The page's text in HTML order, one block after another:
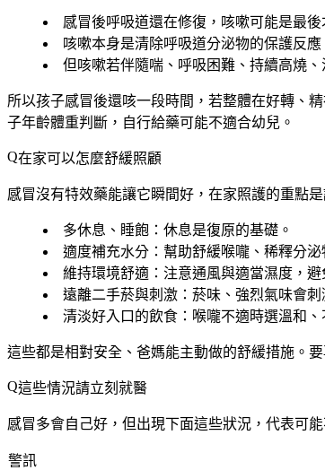
感冒後呼吸道還在修復 ，咳嗽可能是最
咳嗽本身是清除呼吸道分泌物的保護反應
但咳嗽若伴隨喘、呼吸困難、持續高燒
所以孩子感冒後還咳一段時間，若整體在好轉、
子年齡體重判斷，自行給藥可能不適合幼兒。
在家可以怎麼舒緩照顧
感冒沒有特效藥能讓它瞬間好，在家照護的重點
多休息、睡飽 ：休息是復原的基礎。
適度補充水分 ：幫助舒緩喉嚨、稀釋分
維持環境舒適 ：注意通風與適當濕度，
遠離二手菸與刺激 ：菸味、強烈氣味會
清淡好入口的飲食 ：喉嚨不適時選溫和
這些都是相對安全、爸媽能主動做的舒緩措施。
這些情況請立刻就醫
感冒多會自己好，但出現下面這些狀況，代表可
警訊